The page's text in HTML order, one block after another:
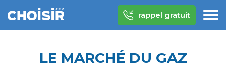
rappel gratuit
LE MARCHÉ DU GAZ